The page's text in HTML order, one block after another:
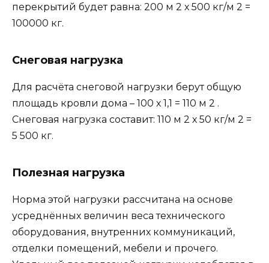
перекрытий будет равна: 200 м 2 х 500 кг/м 2 =
100000 кг.
Снеговая нагрузка
Для расчёта снеговой нагрузки берут общую
площадь кровли дома – 100 х 1,1 = 110 м 2 .
Снеговая нагрузка составит: 110 м 2 х 50 кг/м 2 =
5 500 кг.
Полезная нагрузка
Норма этой нагрузки рассчитана на основе
усреднённых величин веса технического
оборудования, внутренних коммуникаций,
отделки помещений, мебели и прочего.